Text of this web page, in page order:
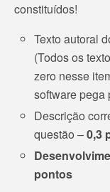
constituídos!
Texto autoral
(Todos os
zero nesse
software pega
Descrição
questão –0,3
pontos